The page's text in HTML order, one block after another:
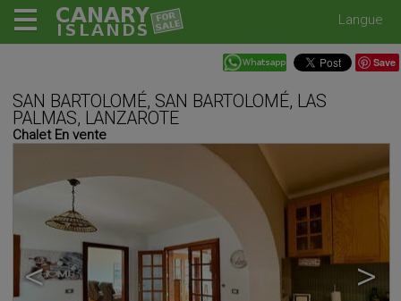
Langue
Save
SAN BARTOLOMÉ, SAN BARTOLOMÉ, LAS
PALMAS, LANZAROTE
Chalet En vente
< >